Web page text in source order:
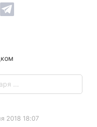
2018 18:07